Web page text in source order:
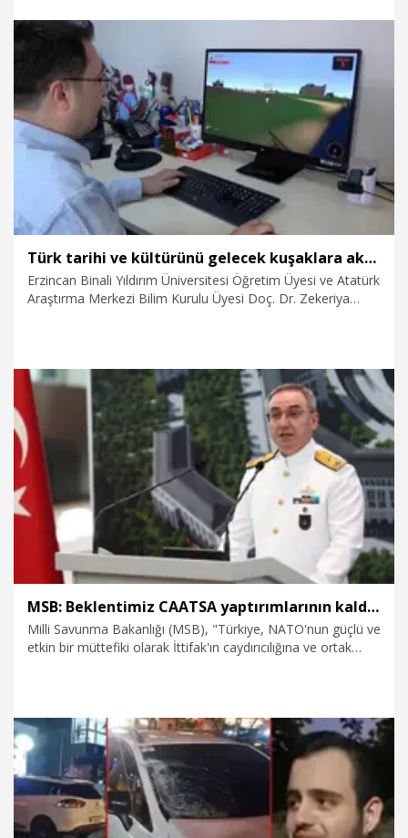
Khan yalnızca bir oyun değil, Türk soylu halkların ortak
kültürel hafızasını dijital çağın imkanlarıyla yeniden
canlandırmayı hedefleyen büyük ölçekli bir medeniyet
projesidir" dedi.
10.07.2026 Video
Türk tarihi ve kültürünü gelecek kuşaklara aktarmak için yapay zeka destekli metaverse oyun geliştirdi
Erzincan Binali Yıldırım Üniversitesi Öğretim Üyesi ve Atatürk
Araştırma Merkezi Bilim Kurulu Üyesi Doç. Dr. Zekeriya
Khan yalnızca bir oyun değil, Türk soylu halkların ortak
kültürel hafızasını dijital çağın imkanlarıyla yeniden
canlandırmayı hedefleyen büyük ölçekli bir medeniyet
projesidir" dedi.
10.07.2026 Gündem
MSB: Beklentimiz CAATSA yaptırımlarının kaldırılması
Milli Savunma Bakanlığı (MSB), "Türkiye, NATO'nun güçlü ve
etkin bir müttefiki olarak İttifak'ın caydırıcılığına ve ortak
sanayimize yönelik açık veya örtülü tüm kısıtlamaların
kaldırılmasıdır" açıklamasını yaptı.
9.07.2026 Gündem